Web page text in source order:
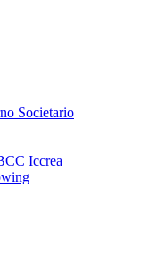
Societario
Iccrea